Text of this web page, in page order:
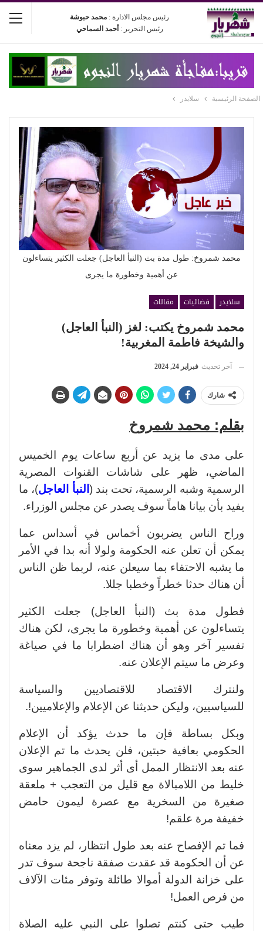
رئيس مجلس الادارة : محمد حبوشة
رئيس التحرير : أحمد السماحي
الصفحة الرئيسية سلايدر
محمد شمروخ: طول مدة بث (النبأ العاجل) جعلت الكثير يتساءلون
عن أهمية وخطورة ما يجرى
سلايدر فضائيات
مقالات
محمد شمروخ يكتب: لغز (النبأ العاجل)
والشيخة فاطمة المغربية!
آخر تحديث فبراير 24, 2024
شارك
بقلم: محمد شمروخ
على مدى ما يزيد عن أربع ساعات يوم الخميس
الماضي، ظهر على شاشات القنوات المصرية
الرسمية وشبه الرسمية، تحت بند ( النبأ العاجل)، ما
يفيد بأن بيانا هاماً سوف يصدر عن مجلس الوزراء.
وراح الناس يضربون أخماس في أسداس عما
يمكن أن تعلن عنه الحكومة ولولا أنه بدا في الأمر
ما يشبه الاحتفاء بما سيعلن عنه، لربما ظن الناس
أن هناك حدثا خطراً وخطبا جللا.
فطول مدة بث (النبأ العاجل) جعلت الكثير
يتساءلون عن أهمية وخطورة ما يجرى، لكن هناك
تفسير آخر وهو أن هناك اضطرابا ما في صياغة
وعرض ما سيتم الإعلان عنه.
ولنترك الاقتصاد للاقتصاديين والسياسة
للسياسيين، وليكن حديثنا عن الإعلام والإعلاميين!.
وبكل بساطة فإن ما حدث يؤكد أن الإعلام
الحكومي بعافية حبتين، فلن يحدث ما تم الإعلان
عنه بعد الانتظار الممل أى أثر لدى الجماهير سوى
خليط من اللامبالاة مع قليل من التعجب + ملعقة
صغيرة من السخرية مع عصرة ليمون حامض
خفيفة مرة علقم!
فما تم الإفصاح عنه بعد طول انتظار، لم يزد معناه
عن أن الحكومة قد عقدت صفقة ناجحة سوف تدر
على خزانة الدولة أموالا طائلة وتوفر مئات الآلاف
من فرص العمل!
طيب حتى كنتم تصلوا على النبي عليه الصلاة